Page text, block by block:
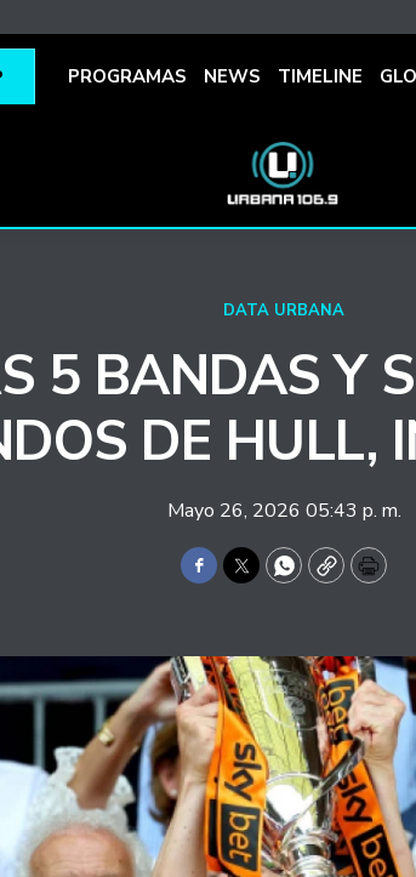
PROGRAMAS NEWS TIMELINE
DATA URBANA
5 BANDAS Y
DE HULL,
Mayo 26, 2026 05:43 p. m.
Facebook
TwitterWhatsApp
CopyPrint